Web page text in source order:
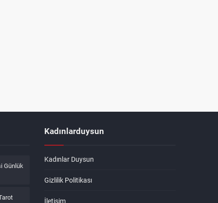
Günlük
Kadınlarduysun
Kadınlar Duysun
Gizlilik Politikası
İletişim